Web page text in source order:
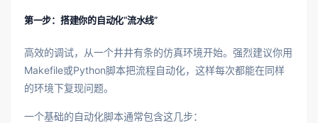
第一步：搭建你的自动化“流水线”
高效的调试，从一个井井有条的仿真环境开始。强烈建议你用
Makefile或Python脚本把流程自动化，这样每次都能在同样
的环境下复现问题。
一个基础的自动化脚本通常包含这几步：